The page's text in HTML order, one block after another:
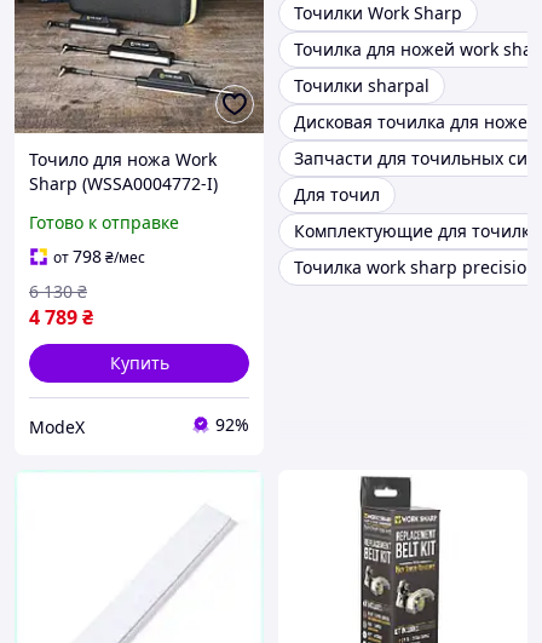
Точило для ножа Work
Sharp (WSSA0004772-I)
Готово к отправке
от798₴/мес
4 789₴
6 130 ₴
Купить
ModeX 92%
Точилки Work Sharp
Точилка для ножей work
Точилки sharpal
Дисковая точилка для ножей
Запчасти для точильных
Для точил
Комплектующие для точилки
Точилка work sharp